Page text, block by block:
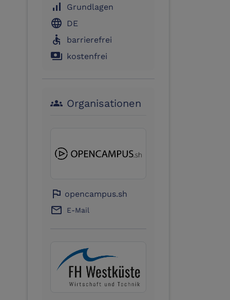
signal_cellular_alt Grundlagen
language DE
accessible barrierefrei
payments kostenfrei
groups Organisationen
flag opencampus.sh
email E-Mail